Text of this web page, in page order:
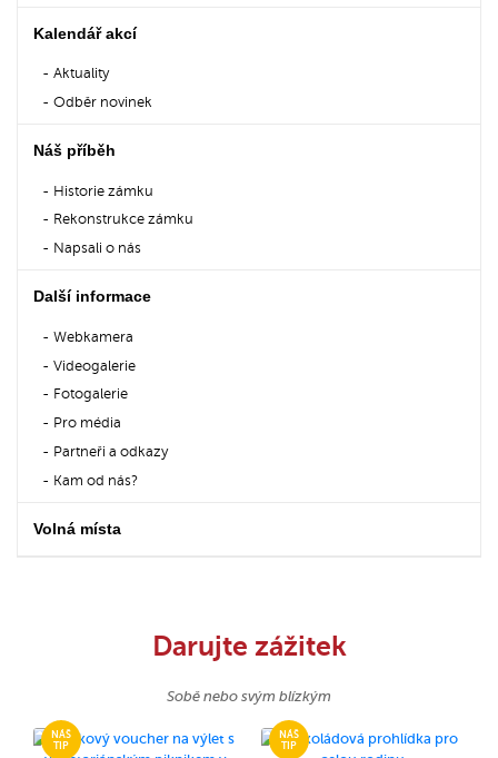
Kalendář akcí
Aktuality
Odběr novinek
Náš příběh
Historie zámku
Rekonstrukce zámku
Napsali o nás
Další informace
Webkamera
Videogalerie
Fotogalerie
Pro média
Partneři a odkazy
Kam od nás?
Volná místa
Darujte zážitek
Sobě nebo svým blízkým